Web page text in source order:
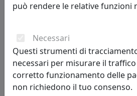
può rendere le relative funzioni
Necessari
Questi strumenti di
necessari per misurare il
corretto funzionamento delle
non richiedono il tuo consenso.